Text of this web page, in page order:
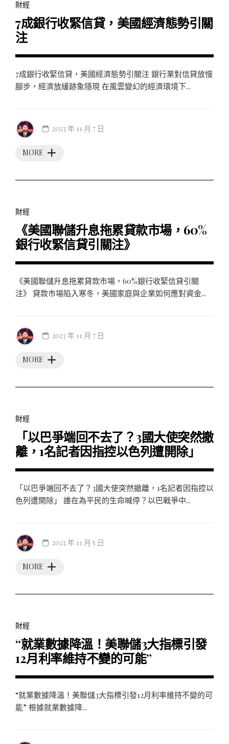
財經
7成銀行收緊信貸，美國經濟態勢引關
注
7成銀行收緊信貸，美國經濟態勢引關注 銀行業對信貸放慢
腳步，經濟放緩跡象隱現 在風雲變幻的經濟環境下...
MORE
2023 年 11 月 7 日
財經
《美國聯儲升息拖累貸款市場，60%
銀行收緊信貸引關注》
《美國聯儲升息拖累貸款市場，60%銀行收緊信貸引關
注》 貸款市場陷入寒冬，美國家庭與企業如何應對資金...
MORE
2023 年 11 月 7 日
財經
「以巴爭端回不去了？3國大使突然撤
離，1名記者因指控以色列遭開除」
「以巴爭端回不去了？3國大使突然撤離，1名記者因指控以
色列遭開除」 誰在為平民的生命喊停？以巴戰爭中...
MORE
2023 年 11 月 5 日
財經
“就業數據降溫！美聯儲3大指標引發
12月利率維持不變的可能”
“就業數據降溫！美聯儲3大指標引發12月利率維持不變的可
能” 根據就業數據降...